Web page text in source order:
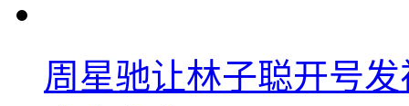
周星驰让林子聪开号